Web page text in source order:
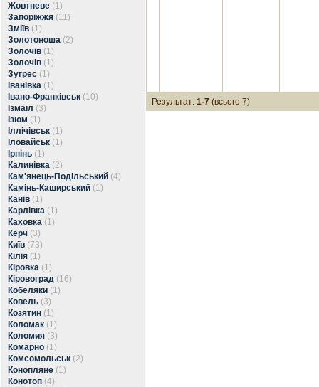
Жовтневе (1)
Запоріжжя (11)
Зміїв (1)
Золотоноша (2)
Золочів (1)
Золочів (1)
Зугрес (1)
Іванівка (1)
Івано-Франківськ (10)
Ізмаїл (3)
Ізюм (1)
Іллічівськ (1)
Іловайськ (1)
Ірпінь (1)
Калинівка (2)
Кам'янець-Подільський (4)
Камінь-Каширський (1)
Канів (1)
Карлівка (1)
Каховка (1)
Керч (3)
Київ (73)
Кілія (1)
Кіровка (1)
Кіровоград (16)
Кобеляки (1)
Ковель (3)
Козятин (1)
Коломак (1)
Коломия (3)
Комарно (1)
Комсомольськ (2)
Конопляне (1)
Конотоп (4)
Результат: 1-7 (всього 7)